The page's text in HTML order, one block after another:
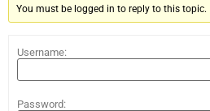
You must be logged in to reply to this topic.
Username:
Password: